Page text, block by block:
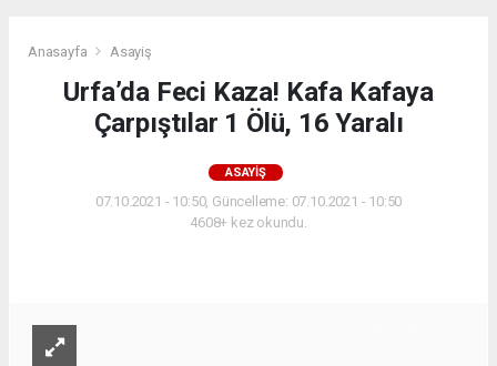
Anasayfa Asayiş
Urfa’da Feci Kaza! Kafa Kafaya
Çarpıştılar 1 Ölü, 16 Yaralı
ASAYIŞ
07.10.2021 - 10:50, Güncelleme: 07.10.2021 - 10:50
4608+ kez okundu.